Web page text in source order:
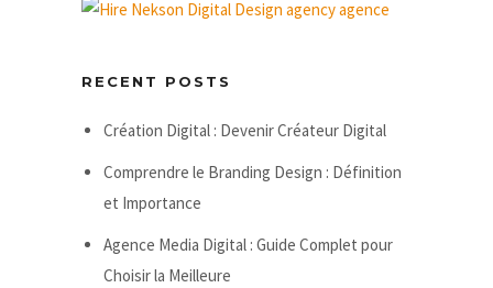
RECENT POSTS
Création Digital : Devenir Créateur Digital
Comprendre le Branding Design : Définition
et Importance
Agence Media Digital : Guide Complet pour
Choisir la Meilleure